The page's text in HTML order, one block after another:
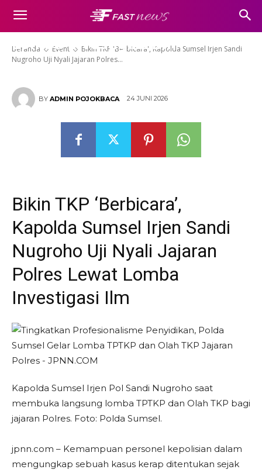
Beranda Event
Bikin TKP 'Berbicara', Kapolda Sumsel Irjen Sandi
Nugroho Uji Nyali Jajaran Polres...
Sumsel Irjen Sandi Nugroho Uji
Nyali Jajaran Polres Lewat
Lomba Investigasi Ilm
BY ADMIN POJOKBACA 24 JUNI 2026
Bikin TKP ‘Berbicara’,
Kapolda Sumsel Irjen Sandi
Nugroho Uji Nyali Jajaran
Polres Lewat Lomba
Investigasi Ilm
Kapolda Sumsel Irjen Pol Sandi Nugroho saat
membuka langsung lomba TPTKP dan Olah TKP bagi
jajaran Polres. Foto: Polda Sumsel.
jpnn.com – Kemampuan personel kepolisian dalam
mengungkap sebuah kasus kerap ditentukan sejak